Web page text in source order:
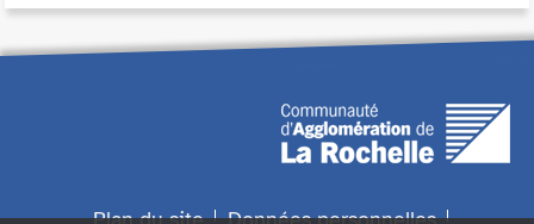
Plan du site Données personnelles